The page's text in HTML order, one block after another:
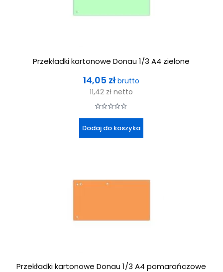
Przekładki kartonowe Donau 1/3 A4 zielone
Cena
14,05 zł brutto
11,42 zł netto
Dodaj do koszyka
Przekładki kartonowe Donau 1/3 A4 pomarańczowe